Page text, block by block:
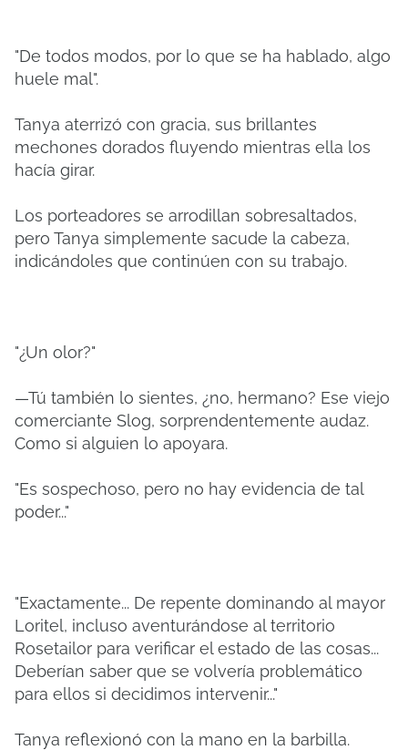
"De todos modos, por lo que se ha hablado, algo
huele mal".
Tanya aterrizó con gracia, sus brillantes
mechones dorados fluyendo mientras ella los
hacía girar.
Los porteadores se arrodillan sobresaltados,
pero Tanya simplemente sacude la cabeza,
indicándoles que continúen con su trabajo.
"¿Un olor?"
—Tú también lo sientes, ¿no, hermano? Ese viejo
comerciante Slog, sorprendentemente audaz.
Como si alguien lo apoyara.
"Es sospechoso, pero no hay evidencia de tal
poder..."
"Exactamente... De repente dominando al mayor
Loritel, incluso aventurándose al territorio
Rosetailor para verificar el estado de las cosas...
Deberían saber que se volvería problemático
para ellos si decidimos intervenir..."
Tanya reflexionó con la mano en la barbilla.